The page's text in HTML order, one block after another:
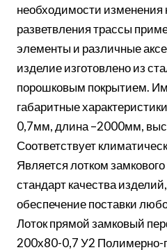
необходимости изменения
разветвления трассы
элементы и различные
изделие изготовлено из
порошковым покрытием.
габаритные
0,7мм, длина –2000мм,
Соответствует
Является лотком
стандарт качества
обеспечение поставки
Лоток прямой замковый
200х80-0,7 У2 Полимерно-